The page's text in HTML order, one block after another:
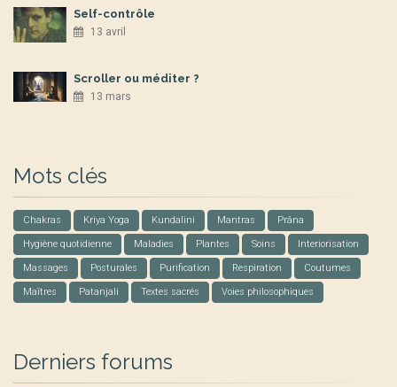
Self-contrôle
13 avril
Scroller ou méditer ?
13 mars
Mots clés
Chakras Kriya Yoga Kundalini Mantras Prâna
Hygiène quotidienne Maladies Plantes Soins Interiorisation
Massages Posturales Purification Respiration Coutumes
Maîtres Patanjali Textes sacrés Voies philosophiques
Derniers forums